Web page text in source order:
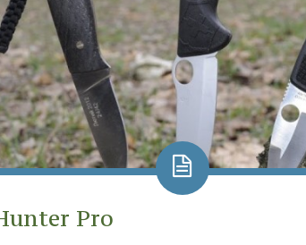
Pro